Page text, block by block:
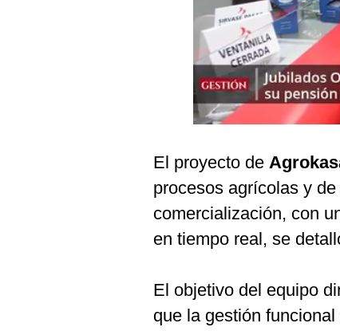
El proyecto de
procesos agrícolas y
comercialización, con
en tiempo real, se
El objetivo del equipo
que la gestión